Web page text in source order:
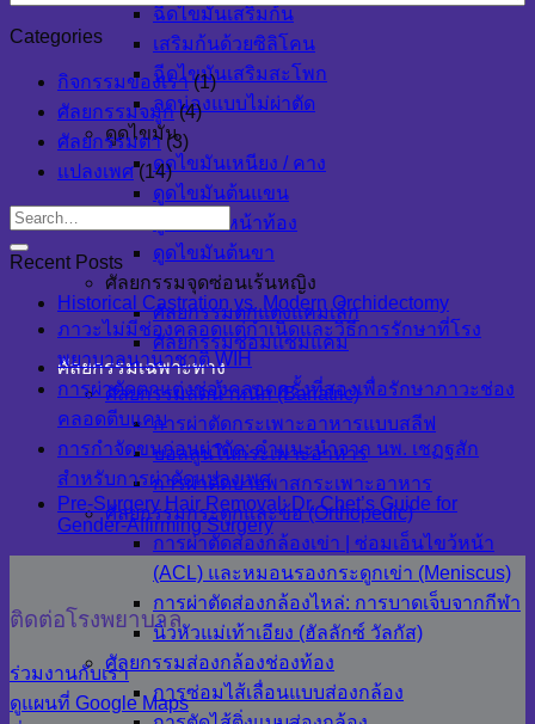
ฉีดไขมันเสริมก้น
เสริมก้นด้วยซิลิโคน
ฉีดไขมันเสริมสะโพก
ลดน่องแบบไม่ผ่าตัด
ดูดไขมัน
ดูดไขมันเหนียง / คาง
ดูดไขมันต้นแขน
ดูดไขมันหน้าท้อง
ดูดไขมันต้นขา
ศัลยกรรมจุดซ่อนเร้นหญิง
ศัลยกรรมตกแต่งแคมเล็ก
ศัลยกรรมซ่อมแซมแคม
ศัลยกรรมเฉพาะทาง
ศัลยกรรมลดน้ำหนัก (Bariatric)
การผ่าตัดกระเพาะอาหารแบบสลีฟ
บอลลูนในกระเพาะอาหาร
การผ่าตัดบายพาสกระเพาะอาหาร
ศัลยกรรมกระดูกและข้อ (Orthopedic)
การผ่าตัดส่องกล้องเข่า | ซ่อมเอ็นไขว้หน้า
(ACL) และหมอนรองกระดูกเข่า (Meniscus)
การผ่าตัดส่องกล้องไหล่: การบาดเจ็บจากกีฬา
นิ้วหัวแม่เท้าเอียง (ฮัลลักซ์ วัลกัส)
ศัลยกรรมส่องกล้องช่องท้อง
การซ่อมไส้เลื่อนแบบส่องกล้อง
Categories
กิจกรรมของเรา(1)
ศัลยกรรมจมูก(4)
ศัลยกรรมตา(3)
แปลงเพศ(14)
Recent Posts
Historical Castration vs. Modern Orchidectomy
ภาวะไม่มีช่องคลอดแต่กำเนิดและวิธีการรักษาที่โรง
พยาบาลนานาชาติ WIH
การผ่าตัดตกแต่งช่องคลอดครั้งที่สองเพื่อรักษาภาวะช่อง
คลอดตีบแคบ
การกำจัดขนก่อนผ่าตัด: คำแนะนำจาก นพ. เชฏฐสัก
สำหรับการผ่าตัดแปลงเพศ
Pre-Surgery Hair Removal: Dr. Chet’s Guide for
Gender-Affirming Surgery
ติดต่อโรงพยาบาล
ร่วมงานกับเรา
ดูแผนที่ Google Maps